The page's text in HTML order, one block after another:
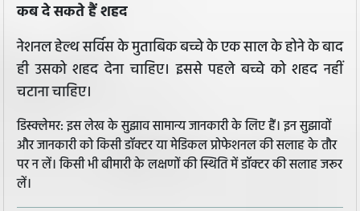
कब दे सकते हैं शहद
नेशनल हेल्‍थ सर्विस के मुताबिक बच्चे के एक साल के होने के बाद
ही उसको शहद देना चाहिए। इससे पहले बच्चे को शहद नहीं
चटाना चाहिए।
डिस्क्लेमर: इस लेख के सुझाव सामान्य जानकारी के लिए हैं। इन सुझावों
और जानकारी को किसी डॉक्टर या मेडिकल प्रोफेशनल की सलाह के तौर
पर न लें। किसी भी बीमारी के लक्षणों की स्थिति में डॉक्टर की सलाह जरूर
लें।